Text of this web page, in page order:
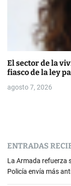
El sector de la
fiasco de la ley
agosto 7, 2026
ENTRADAS
La Armada refuerza
Policía envía más